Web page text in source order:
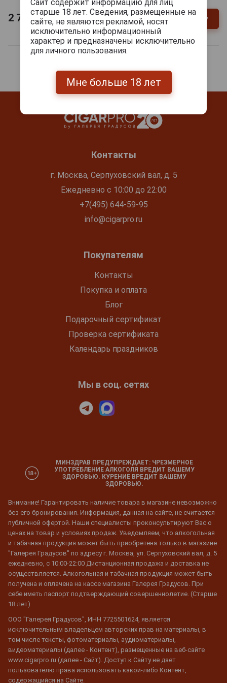
2 730руб. - + В заявку
Контакты
г. Москва, Серпуховский вал, д. 5
Ежедневно с 10:00 до 22:00
+7(495) 644-59-95
info@cigarpro.ru
Покупателям
Контакты
Покупка и оплата
Блог
Подарочный сертификат
Проверка сертификата
Календарь праздников
Мы в соц. сетях
МИНЗДРАВ ПРЕДУПРЕЖДАЕТ: ЧРЕЗМЕРНОЕ
УПОТРЕБЛЕНИЕ АЛКОГОЛЯ ВРЕДИТ ВАШЕМУ
ЗДОРОВЬЮ. КУРЕНИЕ ВРЕДИТ ВАШЕМУ
ЗДОРОВЬЮ.
Внимание! Гарантировать наличие товара в магазине невозможно
без его бронирования. Информация, данная на сайте, не считается
публичной офертой. Наши специалисты проконсультируют Вас о
ценах на товар и условиях продаж. Уведомляем, что алкогольная
и табачная продукция может быть приобретена только в магазине
"Галерея Градусов" по адресу г. Москва, ул. Серпуховский вал, д. 5
ежедневно, с 10:00-22:00 Дистанционная продажа и доставка не
осуществляется. Алкогольная и табачная продукция может быть
получена и оплачена на кассе магазина Галерея Градусов. При
себе иметь паспорт подтверждающий совершеннолетие. (Старше
18 лет)
ООО "Галерея Градусов", ИНН 7725501624, является
исключительным владельцем авторских прав на материалы, в
том числе тексты, фотоматериалы, аудиоматериалы,
видеоматериалы (далее - Контент), размещенные на веб-сайте
www.cigarpro.ru (далее - Сайт). Доступ к Сайту не дает
пользователю права использовать какой-либо Контент,
содержащийся на Сайте.
Сайт содержит информацию для лиц
старше 18 лет. Сведения, размещенные на
сайте, не являются рекламой, носят
исключительно информационный
характер и предназначены исключительно
для личного пользования.
Мне больше 18 лет